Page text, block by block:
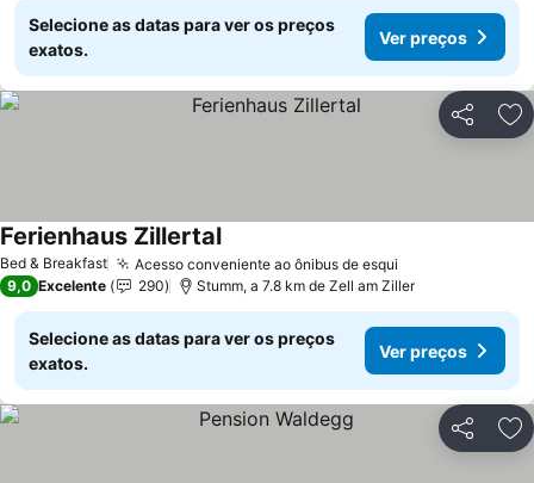
Selecione as datas para ver os preços
exatos.
Ver preços
Partilhar
Bed & Breakfast Acesso conveniente ao ônibus de esqui
Ferienhaus Zillertal
9,0 Excelente 290 Stumm, a 7.8 km de Zell am Ziller
Selecione as datas para ver os preços
exatos.
Ver preços
Partilhar